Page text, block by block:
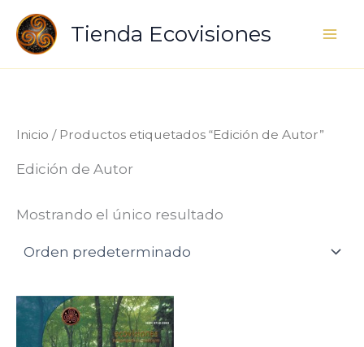
contenido
Tienda Ecovisiones
Inicio / Productos etiquetados “Edición de Autor”
Edición de Autor
Mostrando el único resultado